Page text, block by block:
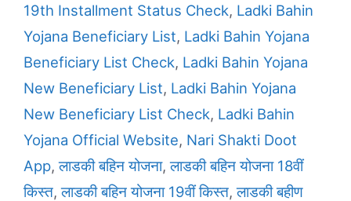
19th Installment Status Check, Ladki Bahin
Yojana Beneficiary List, Ladki Bahin Yojana
Beneficiary List Check, Ladki Bahin Yojana
New Beneficiary List, Ladki Bahin Yojana
New Beneficiary List Check, Ladki Bahin
Yojana Official Website, Nari Shakti Doot
App,लाडकी बहिन योजना,लाडकी बहिन योजना 18वीं
किस्त,लाडकी बहिन योजना 19वीं किस्त,लाडकी बहीण